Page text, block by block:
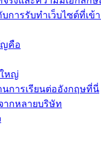
บการรับทำเว็บไซต์ที่เ
ญคือ
หญ่
การเรียนต่ออังกฤษที่นี่
ากหลายบริษัท